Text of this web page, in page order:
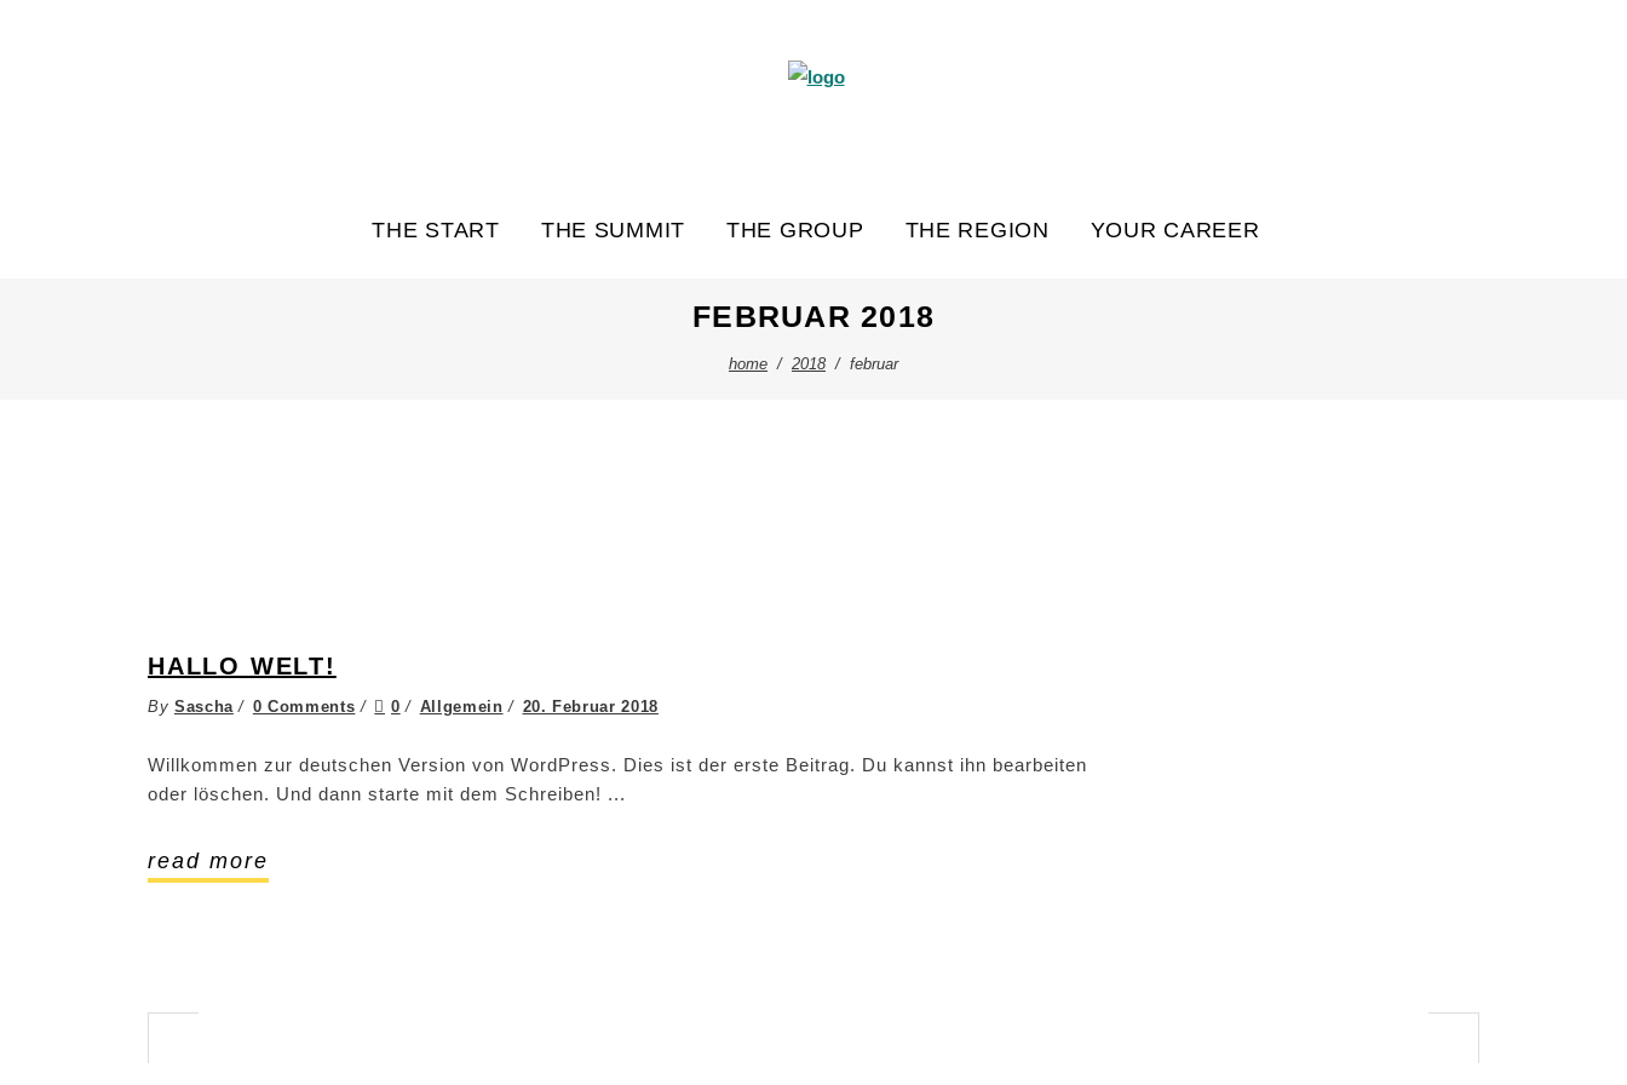
THE START THE SUMMIT THE GROUP THE REGION YOUR CAREER
FEBRUAR 2018
home / 2018 / februar
HALLO WELT!
By Sascha 0 Comments 0 Allgemein 20. Februar 2018
Willkommen zur deutschen Version von WordPress. Dies ist der erste Beitrag. Du kannst ihn bearbeiten
oder löschen. Und dann starte mit dem Schreiben!
read more